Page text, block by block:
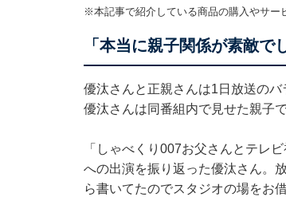
※本記事で紹介している商品の購入やサー
「本当に親子関係が素敵で
優汰さんと正親さんは1日放送の
優汰さんは同番組内で見せた親子
「しゃべくり007お父さんとテレ
への出演を振り返った優汰さん。
ら書いてたのでスタジオの場をお